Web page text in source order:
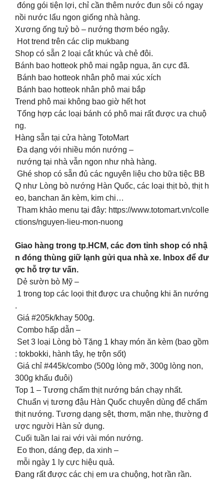
đóng gói tiện lợi, chỉ cần thêm nước đun sôi có ngay
nồi nước lẩu ngon giống nhà hàng.
Xương ống tuỷ bò – nướng thơm béo ngậy.
Hot trend trên các clip mukbang
Shop có sẵn 2 loại cắt khúc và chẻ đôi.
Bánh bao hotteok phô mai ngập ngụa, ăn cực đã.
Bánh bao hotteok nhân phô mai xúc xích
Bánh bao hotteok nhân phô mai bắp
Trend phô mai không bao giờ hết hot
Tổng hợp các loại bánh có phô mai rất được ưa chuộ
ng.
Hàng sẵn tại cửa hàng TotoMart
Đa dạng với nhiều món nướng –
nướng tại nhà vẫn ngon như nhà hàng.
Ghé shop có sẵn đủ các nguyên liệu cho bữa tiệc BB
Q như Lòng bò nướng Hàn Quốc, các loại thịt bò, thịt h
eo, banchan ăn kèm, kim chi…
Tham khảo menu tại đây: https://www.totomart.vn/colle
ctions/nguyen-lieu-mon-nuong
Giao hàng trong tp.HCM, các đơn tỉnh shop có nhậ
n đóng thùng giữ lạnh gửi qua nhà xe. Inbox để đư
ợc hỗ trợ tư vấn.
Dẻ sườn bò Mỹ –
1 trong top các loọi thịt được ưa chuộng khi ăn nướng
.
Giá #205k/khay 500g.
Combo hấp dẫn –
Set 3 loại Lòng bò Tặng 1 khay món ăn kèm (bao gồm
: tokbokki, hành tây, hẹ trộn sốt)
Giá chỉ #445k/combo (500g lòng mỡ, 300g lòng non,
300g khấu đuôi)
Top 1 – Tương chấm thịt nướng bán chạy nhất.
Chuẩn vị tương đậu Hàn Quốc chuyên dùng để chấm
thịt nướng. Tương dạng sệt, thơm, mặn nhẹ, thường đ
ược người Hàn sử dụng.
Cuối tuần lai rai với vài món nướng.
Eo thon, dáng đẹp, da xinh –
mỗi ngày 1 ly cực hiệu quả.
Đang rất được các chị em ưa chuộng, hot rần rần.